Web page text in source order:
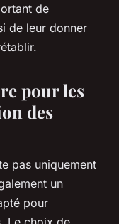
de
de leur donner
pour les
des
pas uniquement
un
pour